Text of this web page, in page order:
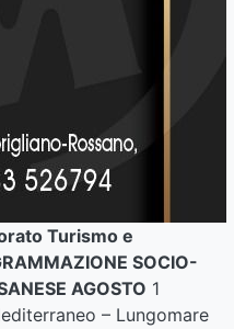
Turismo e
SOCIO-
AGOSTO 1
– Lungomare